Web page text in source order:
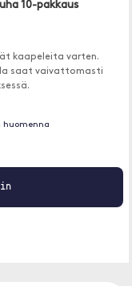
10-pakkaus
kaapeleita varten.
saat vaivattomasti
huomenna